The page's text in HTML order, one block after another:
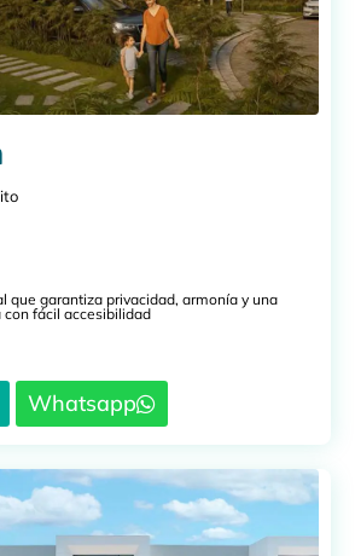
que garantiza privacidad, armonía y una
fácil accesibilidad
Whatsapp